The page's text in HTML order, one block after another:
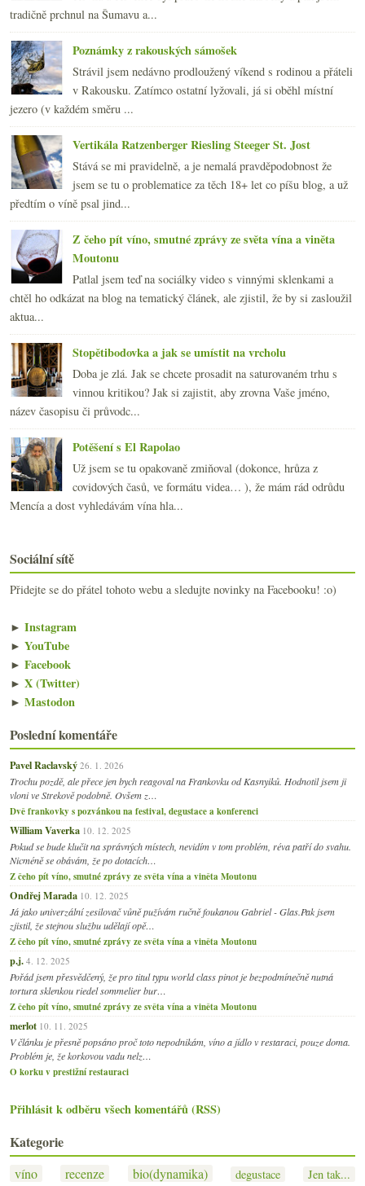
tradičně prchnul na Šumavu a...
Poznámky z rakouských sámošek
Strávil jsem nedávno prodloužený víkend s rodinou a přáteli
v Rakousku. Zatímco ostatní lyžovali, já si oběhl místní
jezero (v každém směru ...
Vertikála Ratzenberger Riesling Steeger St. Jost
Stává se mi pravidelně, a je nemalá pravděpodobnost že
jsem se tu o problematice za těch 18+ let co píšu blog, a už
předtím o víně psal jind...
Z čeho pít víno, smutné zprávy ze světa vína a viněta
Moutonu
Patlal jsem teď na sociálky video s vinnými sklenkami a
chtěl ho odkázat na blog na tematický článek, ale zjistil, že by si zasloužil
aktua...
Stopětibodovka a jak se umístit na vrcholu
Doba je zlá. Jak se chcete prosadit na saturovaném trhu s
vinnou kritikou? Jak si zajistit, aby zrovna Vaše jméno,
název časopisu či průvodc...
Potěšení s El Rapolao
Už jsem se tu opakovaně zmiňoval (dokonce, hrůza z
covidových časů, ve formátu videa… ), že mám rád odrůdu
Mencía a dost vyhledávám vína hla...
Sociální sítě
Přidejte se do přátel tohoto webu a sledujte novinky na Facebooku! :o)
► Instagram
► YouTube
► Facebook
► X (Twitter)
► Mastodon
Poslední komentáře
Pavel Raclavský 26. 1. 2026
Trochu pozdě, ale přece jen bych reagoval na Frankovku od Kasnyiků. Hodnotil jsem ji
vloni ve Strekově podobně. Ovšem z…
Dvě frankovky s pozvánkou na festival, degustace a konferenci
William Vaverka 10. 12. 2025
Pokud se bude klučit na správných místech, nevidím v tom problém, réva patří do svahu.
Nicméně se obávám, že po dotacích…
Z čeho pít víno, smutné zprávy ze světa vína a viněta Moutonu
Ondřej Marada 10. 12. 2025
Já jako univerzální zesilovač vůně pužívám ručně foukanou Gabriel - Glas.Pak jsem
zjistil, že stejnou službu udělají opě…
Z čeho pít víno, smutné zprávy ze světa vína a viněta Moutonu
p.j. 4. 12. 2025
Pořád jsem přesvědčený, že pro titul typu world class pinot je bezpodmínečně nutná
tortura sklenkou riedel sommelier bur…
Z čeho pít víno, smutné zprávy ze světa vína a viněta Moutonu
merlot 10. 11. 2025
V článku je přesně popsáno proč toto nepodnikám, víno a jídlo v restaraci, pouze doma.
Problém je, že korkovou vadu nelz…
O korku v prestižní restauraci
Přihlásit k odběru všech komentářů (RSS)
Kategorie
víno recenze bio(dynamika) degustace Jen tak...